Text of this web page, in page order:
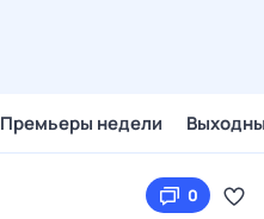
Премьеры недели
0